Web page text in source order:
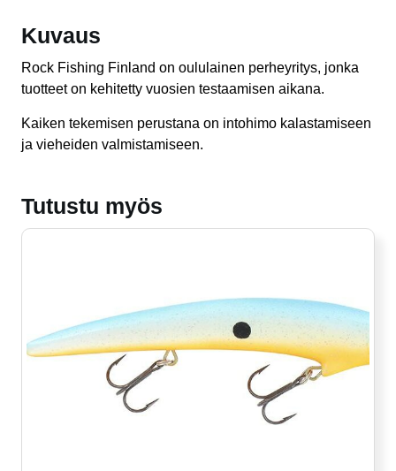
Kuvaus
Rock Fishing Finland on oululainen perheyritys, jonka
tuotteet on kehitetty vuosien testaamisen aikana.
Kaiken tekemisen perustana on intohimo kalastamiseen
ja vieheiden valmistamiseen.
Tutustu myös